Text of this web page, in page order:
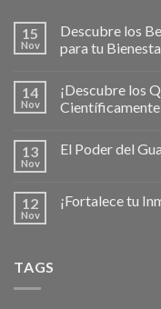
15
Nov
Descubre los
para tu
14
Nov
¡Descubre los
13
Nov
El Poder del
12
Nov
¡Fortalece tu
TAGS